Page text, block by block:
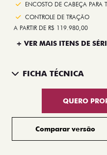
ENCOSTO DE CABEÇA PARA
CONTROLE DE TRAÇÃO
A PARTIR DE R$ 119.980,00
+ VER MAIS ITENS DE
FICHA TÉCNICA
QUERO
Comparar versão